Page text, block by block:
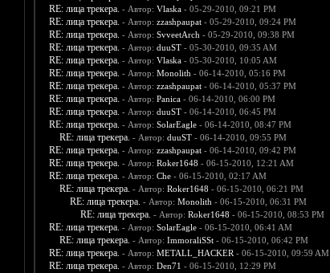
RE: лица трекера. - Автор: Vlaska- 05-29-2010, 09:21 PM
RE: лица трекера. - Автор: zzashpaupat- 05-29-2010, 09:24 PM
RE: лица трекера. - Автор: SvveetArch - 05-29-2010, 09:38 PM
RE: лица трекера. - Автор: duuST- 05-30-2010, 09:35 AM
RE: лица трекера. - Автор: Vlaska- 05-30-2010, 10:05 AM
RE: лица трекера. - Автор: Monolith - 06-14-2010, 05:16 PM
RE: лица трекера. - Автор: zzashpaupat- 06-14-2010, 05:37 PM
RE: лица трекера. - Автор: Panica- 06-14-2010, 06:00 PM
RE: лица трекера. - Автор: duuST- 06-14-2010, 06:45 PM
RE: лица трекера. - Автор: SolarEagle- 06-14-2010, 08:47 PM
RE: лица трекера. - Автор: duuST- 06-14-2010, 09:55 PM
RE: лица трекера. - Автор: zzashpaupat- 06-14-2010, 09:42 PM
RE: лица трекера. - Автор: Roker1648 - 06-15-2010, 12:21 AM
RE: лица трекера. - Автор: Che- 06-15-2010, 02:17 AM
RE: лица трекера. - Автор: Roker1648 - 06-15-2010, 06:21 PM
RE: лица трекера. - Автор: Monolith - 06-15-2010, 06:31 PM
RE: лица трекера. - Автор: Roker1648 - 06-15-2010, 08:53 PM
RE: лица трекера. - Автор: SolarEagle- 06-15-2010, 06:41 AM
RE: лица трекера. - Автор: ImmoraliSSt- 06-15-2010, 06:42 PM
RE: лица трекера. - Автор: METALL_HACKER - 06-15-2010, 09:59 AM
RE: лица трекера. - Автор: Den71 - 06-15-2010, 12:29 PM